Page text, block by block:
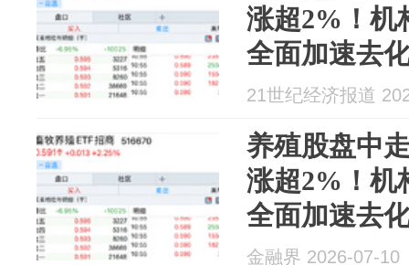
涨超2%！机
全面加速去
21世纪经济报道
养殖股盘中
涨超2%！机
全面加速去
金融界 2026-07-10